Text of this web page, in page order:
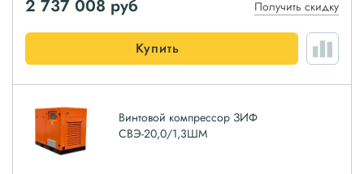
2 737 008 руб Получить скидку
Купить
Винтовой компрессор ЗИФ
СВЭ-20,0/1,3ШМ